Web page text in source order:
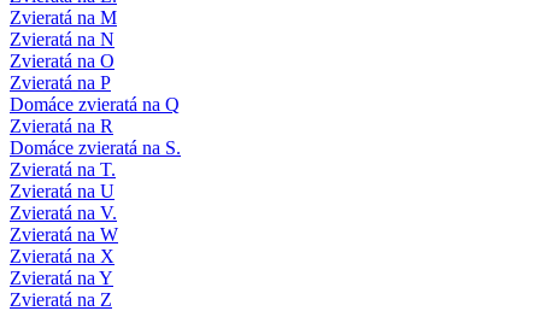
Zvieratá na M
Zvieratá na N
Zvieratá na O
Zvieratá na P
Domáce zvieratá na Q
Zvieratá na R
Domáce zvieratá na S.
Zvieratá na T.
Zvieratá na U
Zvieratá na V.
Zvieratá na W
Zvieratá na X
Zvieratá na Y
Zvieratá na Z